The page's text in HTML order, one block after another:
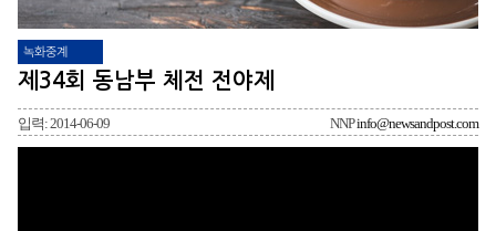
녹화중계
제34회 동남부 체전 전야제
입력: 2014-06-09 NNPinfo@newsandpost.com